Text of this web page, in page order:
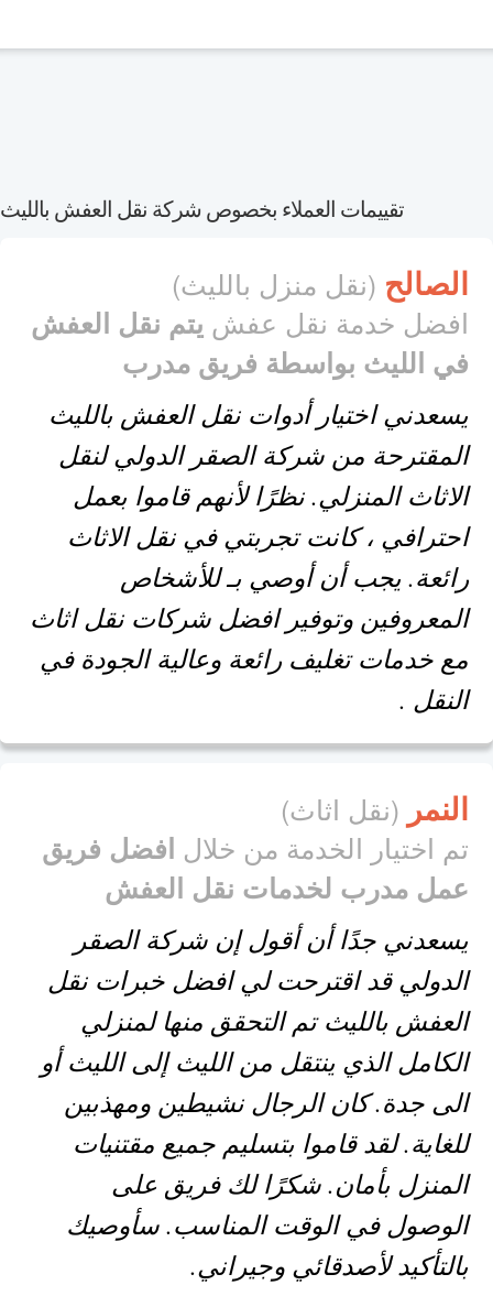
تقييمات العملاء بخصوص شركة نقل العفش بالليث
الصالح(نقل منزل بالليث)
افضل خدمة نقل عفشيتم نقل العفش
في الليث بواسطة فريق مدرب
يسعدني اختيار أدوات نقل العفش بالليث
المقترحة من شركة الصقر الدولي لنقل
الاثاث المنزلي. نظرًا لأنهم قاموا بعمل
احترافي ، كانت تجربتي في نقل الاثاث
رائعة. يجب أن أوصي بـ للأشخاص
المعروفين وتوفير افضل شركات نقل اثاث
مع خدمات تغليف رائعة وعالية الجودة في
النقل .
النمر (نقل اثاث)
تم اختيار الخدمة من خلالافضل فريق
عمل مدرب لخدمات نقل العفش
يسعدني جدًا أن أقول إن شركة الصقر
الدولي قد اقترحت لي افضل خبرات نقل
العفش بالليث تم التحقق منها لمنزلي
الكامل الذي ينتقل من الليث إلى الليث أو
الى جدة. كان الرجال نشيطين ومهذبين
للغاية. لقد قاموا بتسليم جميع مقتنيات
المنزل بأمان. شكرًا لك فريق على
الوصول في الوقت المناسب. سأوصيك
بالتأكيد لأصدقائي وجيراني.